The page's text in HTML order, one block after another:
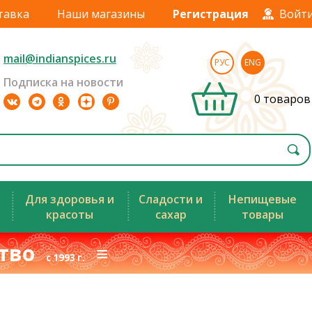
Наши магазины Регистрация
mail@indianspices.ru
Подписка на новости
РУС ENG
0 товаров
Для здоровья и
красоты
Сладости и
сахар
Непищевые
товары
с 1993 г.≡